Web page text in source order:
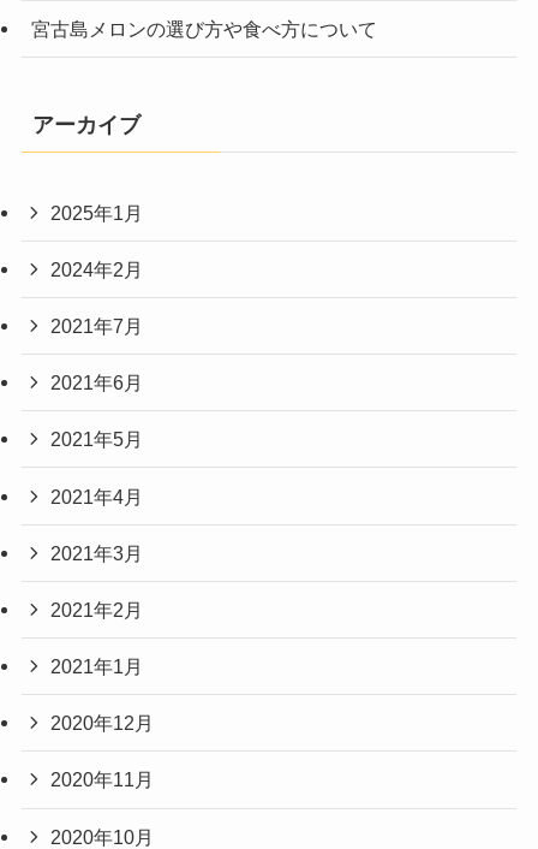
宮古島メロンの選び方や食べ方について
アーカイブ
2025年1月
2024年2月
2021年7月
2021年6月
2021年5月
2021年4月
2021年3月
2021年2月
2021年1月
2020年12月
2020年11月
2020年10月